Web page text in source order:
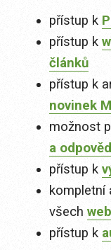
přístup k
přístup k
článků
přístup k
novinek
možnost
a
přístup k
kompletní
všech
přístup k